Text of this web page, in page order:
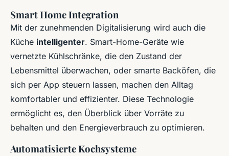
Smart Home Integration
Mit der zunehmenden Digitalisierung wird auch die
Küche intelligenter. Smart-Home-Geräte wie
vernetzte Kühlschränke, die den Zustand der
Lebensmittel überwachen, oder smarte Backöfen, die
sich per App steuern lassen, machen den Alltag
komfortabler und effizienter. Diese Technologie
ermöglicht es, den Überblick über Vorräte zu
behalten und den Energieverbrauch zu optimieren.
Automatisierte Kochsysteme